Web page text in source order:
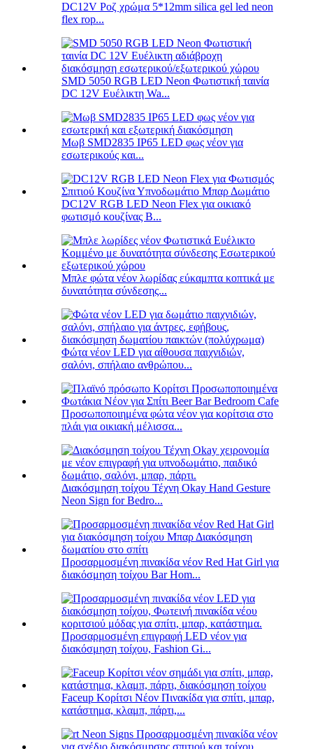
DC12V Ροζ χρώμα 5*12mm silica gel led neon
flex rop...
SMD 5050 RGB LED Neon Φωτιστική ταινία
DC 12V Ευέλικτη Wa...
Μωβ SMD2835 IP65 LED φως νέον για
εσωτερικούς και...
DC12V RGB LED Neon Flex για οικιακό
φωτισμό κουζίνας Β...
Μπλε φώτα νέον λωρίδας εύκαμπτα κοπτικά με
δυνατότητα σύνδεσης...
Φώτα νέον LED για αίθουσα παιχνιδιών,
σαλόνι, σπήλαιο ανθρώπου...
Προσωποποιημένα φώτα νέον για κορίτσια στο
πλάι για οικιακή μέλισσα...
Διακόσμηση τοίχου Τέχνη Okay Hand Gesture
Neon Sign for Bedro...
Προσαρμοσμένη πινακίδα νέον Red Hat Girl για
διακόσμηση τοίχου Bar Hom...
Προσαρμοσμένη επιγραφή LED νέον για
διακόσμηση τοίχου, Fashion Gi...
Faceup Κορίτσι Νέον Πινακίδα για σπίτι, μπαρ,
κατάστημα, κλαμπ, πάρτι,...